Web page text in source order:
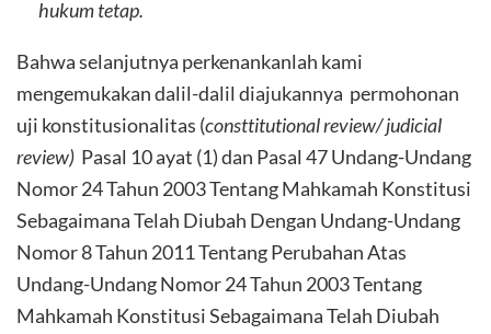
hukum tetap.
Bahwa selanjutnya perkenankanlah kami
mengemukakan dalil-dalil diajukannya permohonan
uji konstitusionalitas (consttitutional review/ judicial
review) Pasal 10 ayat (1) dan Pasal 47 Undang-Undang
Nomor 24 Tahun 2003 Tentang Mahkamah Konstitusi
Sebagaimana Telah Diubah Dengan Undang-Undang
Nomor 8 Tahun 2011 Tentang Perubahan Atas
Undang-Undang Nomor 24 Tahun 2003 Tentang
Mahkamah Konstitusi Sebagaimana Telah Diubah